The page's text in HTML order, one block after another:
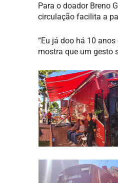
Para o doador Breno
circulação facilita a
“Eu já doo há 10
mostra que um gesto